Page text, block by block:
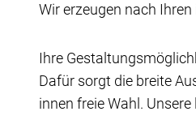
Wir erzeugen nach
Ihre
Dafür sorgt die breite
innen freie Wahl.